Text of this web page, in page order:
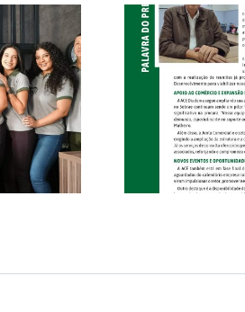
e
para
o
e o
da